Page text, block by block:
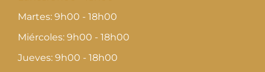
Martes: 9h00 - 18h00
Miércoles: 9h00 - 18h00
Jueves: 9h00 - 18h00